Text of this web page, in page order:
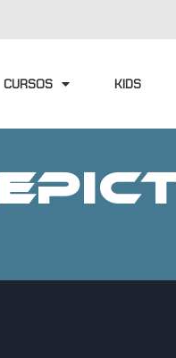
CURSOS KIDS